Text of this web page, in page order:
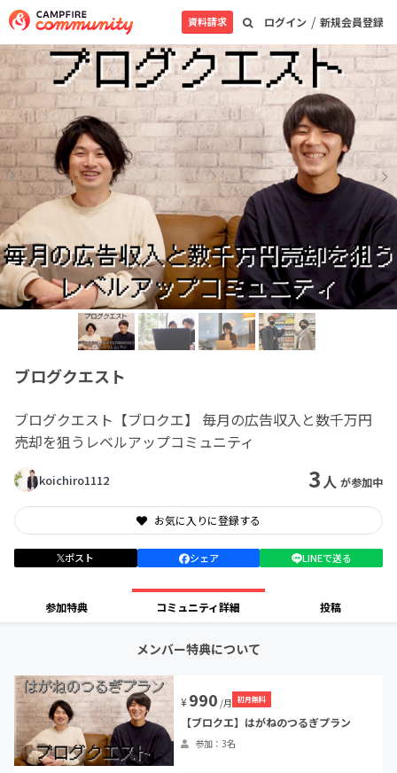
ログイン / 新規会員登録
資料請求
ブログクエスト
ブログクエスト【ブロクエ】 毎月の広告収入と数千万円
売却を狙うレベルアップコミュニティ
koichiro1112 3人 が参加中
お気に入りに登録する
ポスト シェア LINEで送る
参加特典 コミュニティ詳細 投稿
メンバー特典について
¥990 /月 初月無料
【ブロクエ】はがねのつるぎプラン
参加：3名